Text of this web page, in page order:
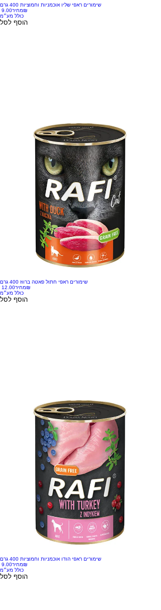
שימורים ראפי שליו אוכמניות וחמוציות 400 גרם
מחיר‏9.00 ‏₪
כולל מע״מ
הוסף לסל
שימורים ראפי חתול פאטה ברווז 400 גרם
מחיר‏12.00 ‏₪
כולל מע״מ
הוסף לסל
שימורים ראפי הודו אוכמניות וחמוציות 400 גרם
מחיר‏9.00 ‏₪
כולל מע״מ
הוסף לסל